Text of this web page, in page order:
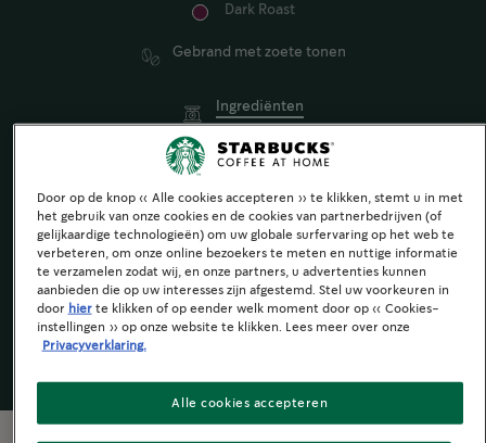
Dark Roast
Gebrand met zoete tonen
Ingrediënten
Starbucks®by
Nespresso ®
Door op de knop « Alle cookies accepteren » te klikken, stemt u in met
het gebruik van onze cookies en de cookies van partnerbedrijven (of
gelijkaardige technologieën) om uw globale surfervaring op het web te
verbeteren, om onze online bezoekers te meten en nuttige informatie
te verzamelen zodat wij, en onze partners, u advertenties kunnen
aanbieden die op uw interesses zijn afgestemd. Stel uw voorkeuren in
door hierte klikken of op eender welk moment door op « Cookies-
instellingen » op onze website te klikken. Lees meer over onze
Privacyverklaring.
Alle cookies accepteren